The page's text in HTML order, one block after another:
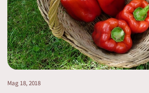
Mag 18, 2018